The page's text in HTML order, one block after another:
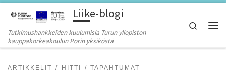
Skip to content Liike-blogi
Tutkimushankkeiden kuulumisia Turun yliopiston
kauppakorkeakoulun Porin yksiköstä
Search
ARTIKKELIT HITTI TAPAHTUMAT